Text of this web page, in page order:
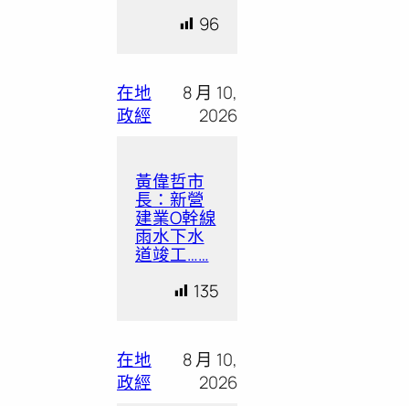
96
在地
政經
8 月 10,
2026
黃偉哲市
長：新營
建業O幹線
雨水下水
道竣工……
135
在地
政經
8 月 10,
2026